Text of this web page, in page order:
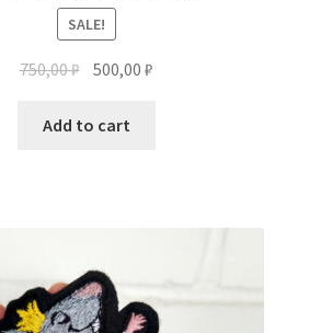
SALE!
750,00₽ 500,00₽
Add to cart